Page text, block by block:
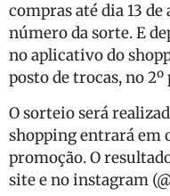
compras até dia 13
número da sorte. E
no aplicativo do
posto de trocas, no
O sorteio será
shopping entrará em
promoção. O
site e no instagram